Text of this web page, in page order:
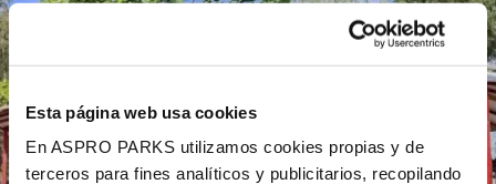
Esta página web usa cookies
En ASPRO PARKS utilizamos cookies propias y de
terceros para fines analíticos y publicitarios, recopilando